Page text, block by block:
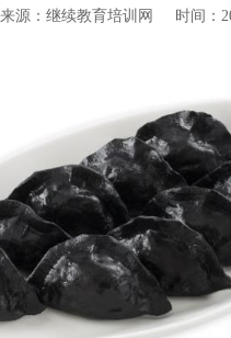
来源：继续教育培训网 时间：